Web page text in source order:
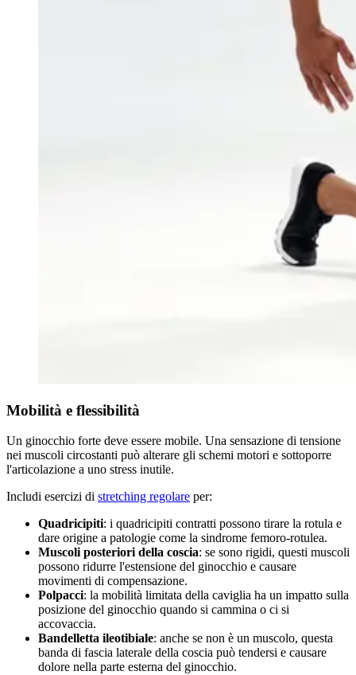
Mobilità e flessibilità
Un ginocchio forte deve essere mobile. Una sensazione di tensione
nei muscoli circostanti può alterare gli schemi motori e sottoporre
l'articolazione a uno stress inutile.
Includi esercizi di stretching regolare per:
Quadricipiti: i quadricipiti contratti possono tirare la rotula e
dare origine a patologie come la sindrome femoro-rotulea.
Muscoli posteriori della coscia: se sono rigidi, questi muscoli
possono ridurre l'estensione del ginocchio e causare
movimenti di compensazione.
Polpacci: la mobilità limitata della caviglia ha un impatto sulla
posizione del ginocchio quando si cammina o ci si
accovaccia.
Bandelletta ileotibiale: anche se non è un muscolo, questa
banda di fascia laterale della coscia può tendersi e causare
dolore nella parte esterna del ginocchio.